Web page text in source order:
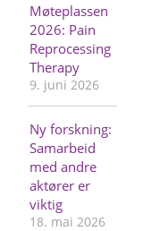
Møteplassen
2026: Pain
Reprocessing
Therapy
9. juni 2026
Ny forskning:
Samarbeid
med andre
aktører er
viktig
18. mai 2026